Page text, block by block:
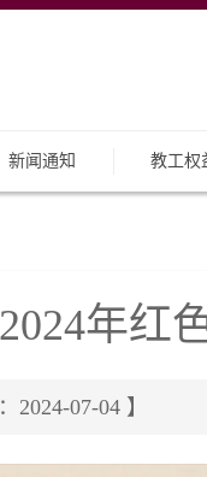
新闻通知 教工权
年红
2024-07-04 】